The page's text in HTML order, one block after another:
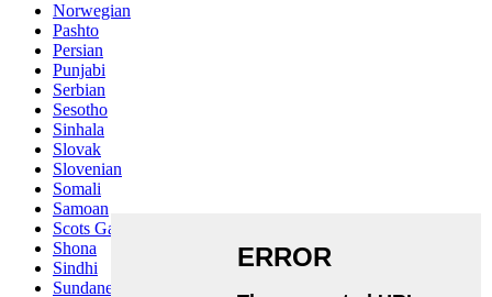
Norwegian
Pashto
Persian
Punjabi
Serbian
Sesotho
Sinhala
Slovak
Slovenian
Somali
Samoan
Scots Gaelic
Shona
Sindhi
Sundanese